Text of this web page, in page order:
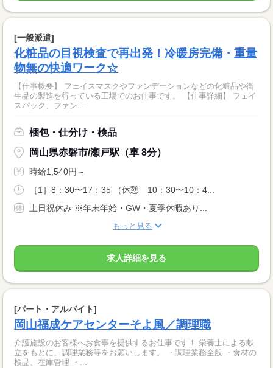
[一般派遣]
化粧品の目視検査で再出発！冷暖房完備・重量
物無の快適ワーク☆
【仕事概要】 フェイスマスクやファンデーションなどの化粧品や衛
生品の製造を行っている工場でのお仕事です。 【仕事詳細】 フェイ
スパック、ファン...
梱包・仕分け・検品
岡山県赤磐市/瀬戸駅（車 8分）
時給1,540円～
［1］8：30〜17：35 （休憩 10：30〜10：4...
土日祝休み ※年末年始・GW・夏季休暇あり...
もっと見る
求人詳細を見る
[パート・アルバイト]
岡山福成ケアセンターそよ風／調理職
介護施設のお客様へお食事を提供するお仕事です！ 栄養士による献
立をもとに、調理業務等をお願いします。 ・調理業務全般 ・食材の
検品、在庫管理 ・...